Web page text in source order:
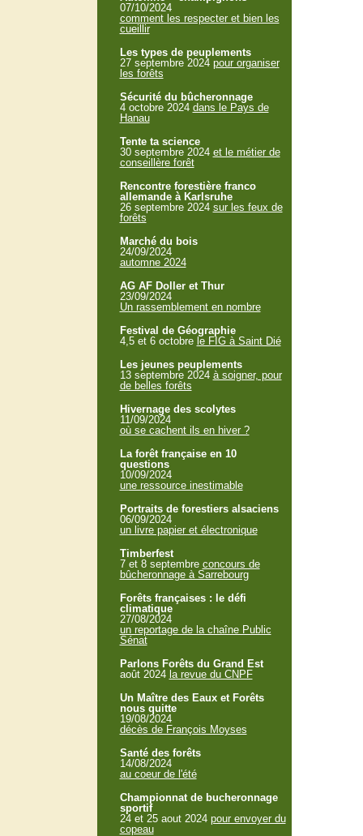
07/10/2024
comment les respecter et bien les
cueillir
Les types de peuplements
27 septembre 2024 pour organiser
les forêts
Sécurité du bûcheronnage
4 octobre 2024 dans le Pays de
Hanau
Tente ta science
30 septembre 2024 et le métier de
conseillère forêt
Rencontre forestière franco
allemande à Karlsruhe
26 septembre 2024 sur les feux de
forêts
Marché du bois
24/09/2024
automne 2024
AG AF Doller et Thur
23/09/2024
Un rassemblement en nombre
Festival de Géographie
4,5 et 6 octobre le FIG à Saint Dié
Les jeunes peuplements
13 septembre 2024 à soigner, pour
de belles forêts
Hivernage des scolytes
11/09/2024
où se cachent ils en hiver ?
La forêt française en 10
questions
10/09/2024
une ressource inestimable
Portraits de forestiers alsaciens
06/09/2024
un livre papier et électronique
Timberfest
7 et 8 septembre concours de
bûcheronnage à Sarrebourg
Forêts françaises : le défi
climatique
27/08/2024
un reportage de la chaîne Public
Sénat
Parlons Forêts du Grand Est
août 2024 la revue du CNPF
Un Maître des Eaux et Forêts
nous quitte
19/08/2024
décès de François Moyses
Santé des forêts
14/08/2024
au coeur de l'été
Championnat de bucheronnage
sportif
24 et 25 aout 2024 pour envoyer du
copeau